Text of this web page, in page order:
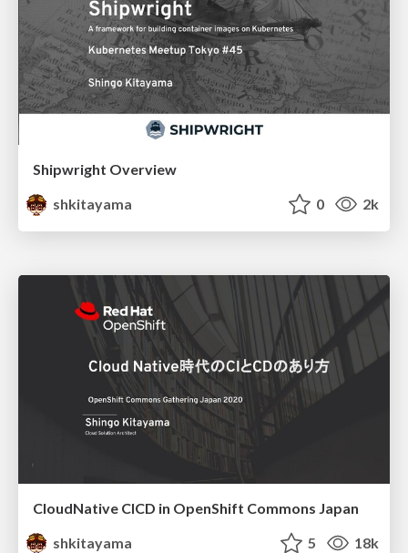
Shipwright Overview
shkitayama
0 2k
CloudNative CICD in OpenShift Commons Japan
shkitayama
5 18k